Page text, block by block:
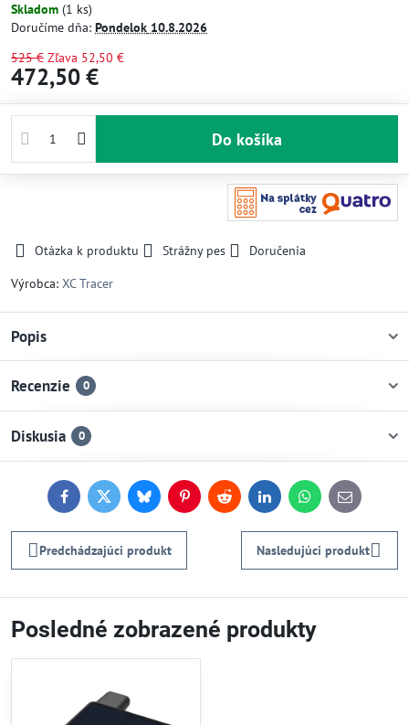
Skladom (1 ks)
Doručíme dňa: Pondelok 10.8.2026
525 € Zľava 52,50 €
472,50 €
Do košíka
Otázka k produktu Strážny pes
Doručenia
Výrobca: XC Tracer
Popis
Recenzie 0
Diskusia 0
FacebookTwitterBlueskyPinterestReddit LinkedInWhatsApp
E-
mail
Predchádzajúci produkt Nasledujúci produkt
Posledné zobrazené produkty